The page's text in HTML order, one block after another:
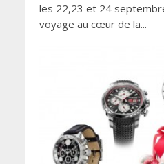
les 22,23 et 24
voyage au cœur de la...